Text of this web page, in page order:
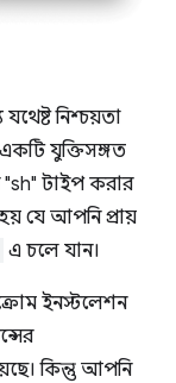
নিশ্চয়তা
যুক্তিসঙ্গত
"sh" টাইপ করার
যে আপনি প্রায়
এ চলে যান।
ইনস্টলেশন
কিন্তু আপনি